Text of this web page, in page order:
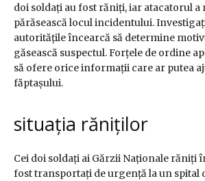
doi soldați au fost răniți, iar atacatorul a
părăsească locul incidentului.
autoritățile încearcă să determine
găsească suspectul. Forțele de ordine
să ofere orice informații care ar putea
făptașului.
situația răniților
Cei doi soldați ai Gărzii Naționale răniți
fost transportați de urgență la un spital